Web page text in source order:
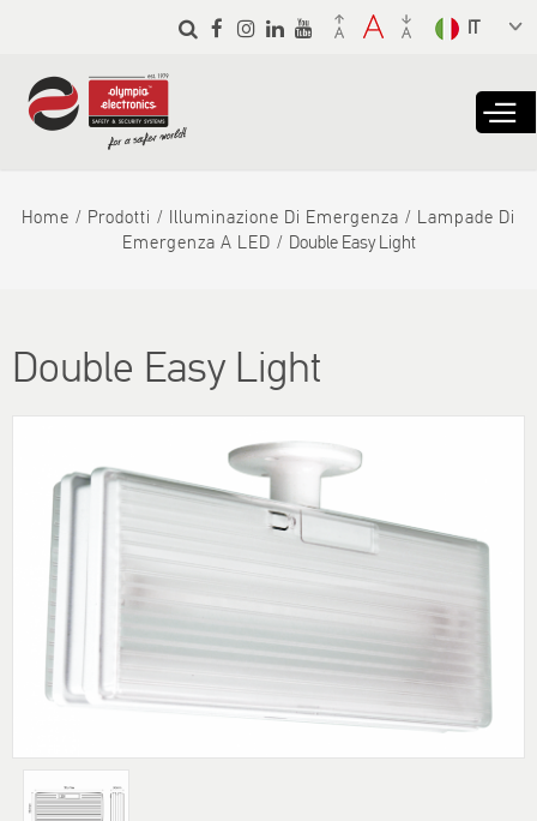
Skip to
main
from the
dropdown
to translate
Home Prodotti Illuminazione Di Emergenza
Lampade Di
Emergenza A LED
Double Easy Light
Double Easy Light